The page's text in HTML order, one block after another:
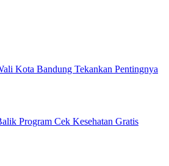
Kota Bandung Tekankan Pentingnya
Program Cek Kesehatan Gratis